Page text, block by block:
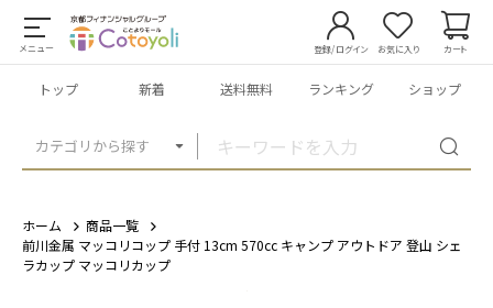
メニュー
カテゴリから探す
登録/ログイン お気に入り カート
トップ 新着 送料無料 ランキング ショップ
ホーム
商品一覧
前川金属 マッコリコップ 手付 13cm 570cc キャンプ アウトドア 登山 シェ
ラカップ マッコリカップ